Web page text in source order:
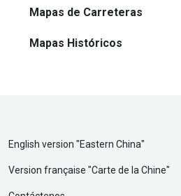
Mapas de Carreteras
Mapas Históricos
English version "Eastern China"
Version française "Carte de la Chine"